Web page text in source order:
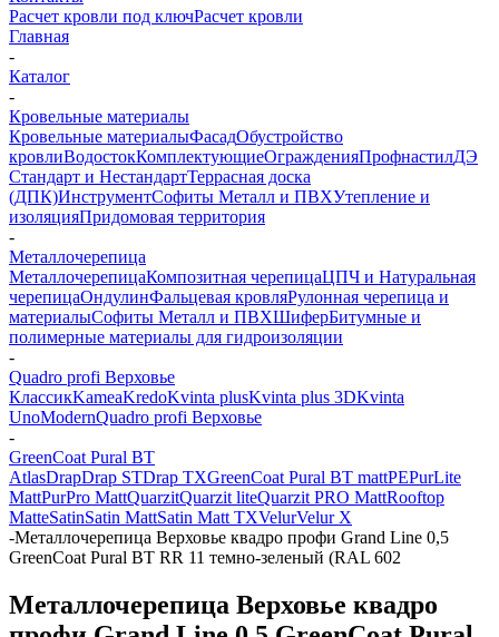
Расчет кровли под ключРасчет кровли
Главная
-
Каталог
-
Кровельные материалы
Кровельные материалыФасадОбустройство
кровлиВодостокКомплектующиеОгражденияПрофнастилДЭ
Стандарт и НестандартТеррасная доска
(ДПК)ИнструментСофиты Металл и ПВХУтепление и
изоляцияПридомовая территория
-
Металлочерепица
МеталлочерепицаКомпозитная черепицаЦПЧ и Натуральная
черепицаОндулинФальцевая кровляРулонная черепица и
материалыСофиты Металл и ПВХШиферБитумные и
полимерные материалы для гидроизоляции
-
Quadro profi Верховье
КлассикKameaKredoKvinta plusKvinta plus 3DKvinta
UnoModernQuadro profi Верховье
-
GreenCoat Pural BT
AtlasDrapDrap STDrap TХGreenCoat Pural BT mattPEPurLite
MattPurPro MattQuarzitQuarzit liteQuarzit PRO MattRooftop
MatteSatinSatin MattSatin Matt TXVelurVelur X
-Металлочерепица Верховье квадро профи Grand Line 0,5
GreenCoat Pural BT RR 11 темно-зеленый (RAL 602
Металлочерепица Верховье квадро